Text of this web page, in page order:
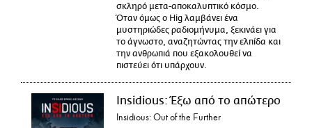
σκληρό μετα-αποκαλυπτικό κόσμο.
Όταν όμως ο Hig λαμβάνει ένα
μυστηριώδες ραδιομήνυμα, ξεκινάει για
το άγνωστο, αναζητώντας την ελπίδα και
την ανθρωπιά που εξακολουθεί να
πιστεύει ότι υπάρχουν.
Insidious: Έξω από το απώτερο
Insidious: Out of the Further